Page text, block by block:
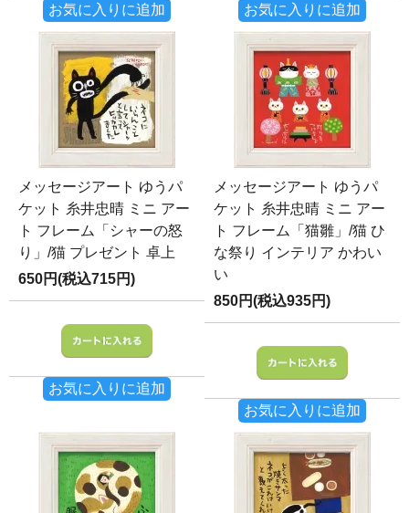
お気に入りに追加 お気に入りに追加
メッセージアート ゆうパ
ケット 糸井忠晴 ミニ アー
ト フレーム「シャーの怒
り」/猫 プレゼント 卓上
650円(税込715円)
お気に入りに追加
メッセージアート ゆうパ
ケット 糸井忠晴 ミニ アー
ト フレーム「猫雛」/猫 ひ
な祭り インテリア かわい
い
850円(税込935円)
お気に入りに追加